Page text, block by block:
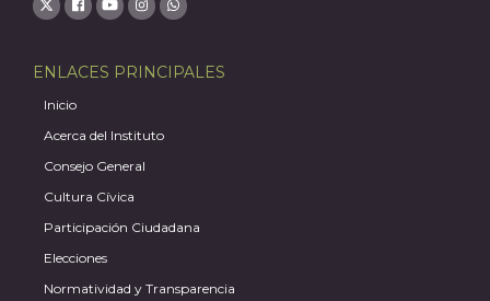
ENLACES PRINCIPALES
Inicio
Acerca del Instituto
Consejo General
Cultura Cívica
Participación Ciudadana
Elecciones
Normatividad y Transparencia